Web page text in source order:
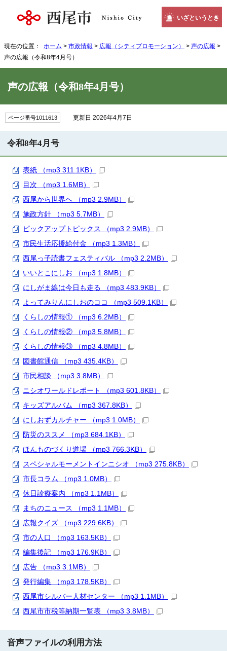
いざというとき
現在の位置： ホーム > 市政情報 > 広報（シティプロモーション） > 声の広報 >
声の広報（令和8年4月号）
声の広報（令和8年4月号）
ページ番号1011613 更新日 2026年4月7日
令和8年4月号
表紙 （mp3 311.1KB）
目次 （mp3 1.6MB）
西尾から世界へ （mp3 2.9MB）
施政方針 （mp3 5.7MB）
ピックアップトピックス （mp3 2.9MB）
市民生活応援給付金 （mp3 1.3MB）
西尾っ子読書フェスティバル （mp3 2.2MB）
いいとこにしお （mp3 1.8MB）
にしがま線は今日も走る （mp3 483.9KB）
よってみりんにしおのココ （mp3 509.1KB）
くらしの情報① （mp3 6.2MB）
くらしの情報② （mp3 5.8MB）
くらしの情報③ （mp3 4.8MB）
図書館通信 （mp3 435.4KB）
市民相談 （mp3 3.8MB）
ニシオワールドレポート （mp3 601.8KB）
キッズアルバム （mp3 367.8KB）
にしおずカルチャー （mp3 1.0MB）
防災のススメ （mp3 684.1KB）
ほんものづくり道場 （mp3 766.3KB）
スペシャルモーメントインニシオ （mp3 275.8KB）
市長コラム （mp3 1.0MB）
休日診療案内 （mp3 1.1MB）
まちのニュース （mp3 1.1MB）
広報クイズ （mp3 229.6KB）
市の人口 （mp3 163.5KB）
編集後記 （mp3 176.9KB）
広告 （mp3 3.1MB）
発行編集 （mp3 178.5KB）
西尾市シルバー人材センター （mp3 1.1MB）
西尾市市税等納期一覧表 （mp3 3.8MB）
音声ファイルの利用方法